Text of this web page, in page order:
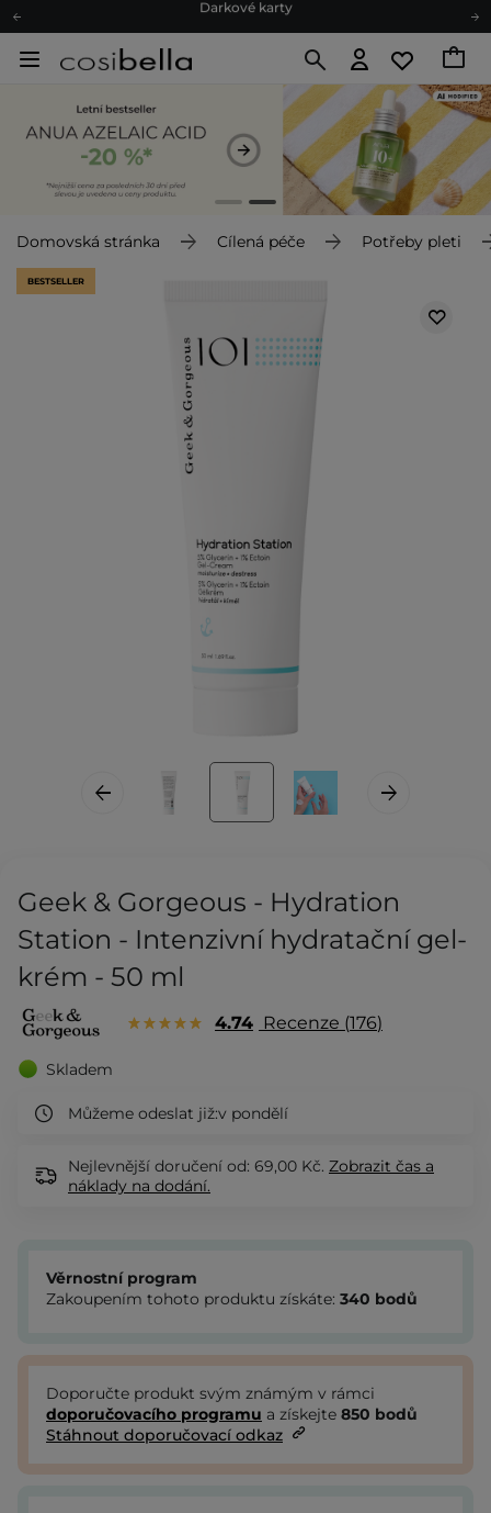
Ekologické balení
Doporučovací Program
Odeslání do 24 hod.
Darkové karty
Ekologické balení
Domovská stránka Cílená péče Potřeby pleti
BESTSELLER
Geek & Gorgeous - Hydration
Station - Intenzivní hydratační gel-
krém - 50 ml
4.74 Recenze 176
Skladem
Můžeme odeslat již:v pondělí
Nejlevnější doručení od: 69,00 Kč. Zobrazit čas a
náklady na dodání.
Věrnostní program
Zakoupením tohoto produktu získáte: 340 bodů
Doporučte produkt svým známým v rámci
doporučovacího programu a získejte 850 bodů
Stáhnout doporučovací odkaz